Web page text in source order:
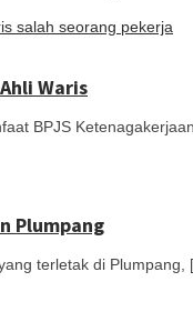
Waris
BPJS
Plumpang
terletak di